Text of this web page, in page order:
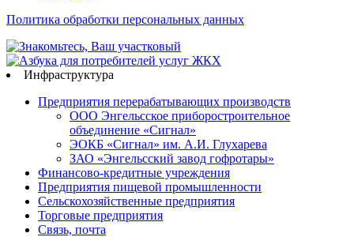
Политика обработки персональных данных
Инфраструктура
Предприятия перерабатывающих производств
ООО Энгельсское приборостроительное
объединение «Сигнал»
ЭОКБ «Сигнал» им. А.И. Глухарева
ЗАО «Энгельсский завод гофротары»
Финансово-кредитные учреждения
Предприятия пищевой промышленности
Сельскохозяйственные предприятия
Торговые предприятия
Связь, почта